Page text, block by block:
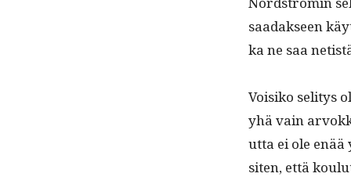
saadak­seen
ka ne saa
Voisiko seli­tys
yhä vain
ut­ta ei ole
siten, että